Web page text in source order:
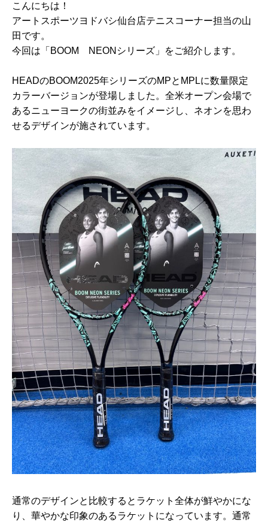
こんにちは！
アートスポーツヨドバシ仙台店テニスコーナー担当の山
田です。
今回は「BOOM NEONシリーズ」をご紹介します。
HEADのBOOM2025年シリーズのMPとMPLに数量限定
カラーバージョンが登場しました。全米オープン会場で
あるニューヨークの街並みをイメージし、ネオンを思わ
せるデザインが施されています。
通常のデザインと比較するとラケット全体が鮮やかにな
り、華やかな印象のあるラケットになっています。通常